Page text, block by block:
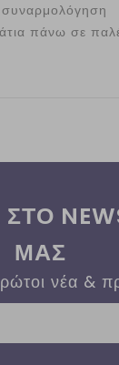
πάνω σε
ΜΑΣ
νέα &